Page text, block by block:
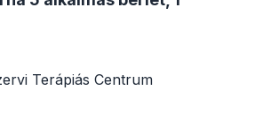
Terápiás Centrum